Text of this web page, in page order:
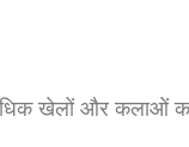
खेलों और कलाओं